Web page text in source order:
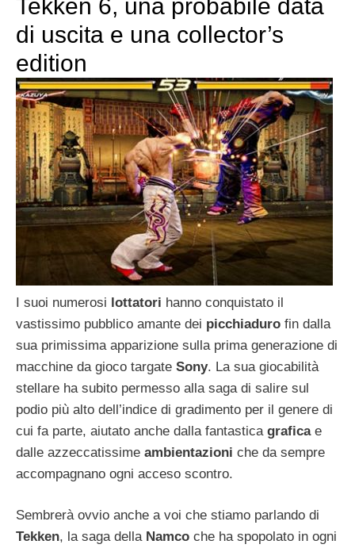
Tekken 6, una probabile data
di uscita e una collector’s
edition
I suoi numerosi lottatori hanno conquistato il
vastissimo pubblico amante dei picchiaduro fin dalla
sua primissima apparizione sulla prima generazione di
macchine da gioco targate Sony. La sua giocabilità
stellare ha subito permesso alla saga di salire sul
podio più alto dell’indice di gradimento per il genere di
cui fa parte, aiutato anche dalla fantastica grafica e
dalle azzeccatissime ambientazioni che da sempre
accompagnano ogni acceso scontro.
Sembrerà ovvio anche a voi che stiamo parlando di
Tekken, la saga della Namco che ha spopolato in ogni